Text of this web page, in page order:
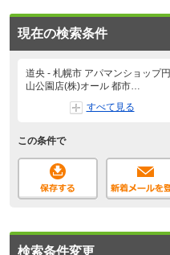
現在の検索条件
道央 - 札幌市 アパマンショップ円
山公園店(株)オール 都市…
すべて見る
この条件で
検索条件変更